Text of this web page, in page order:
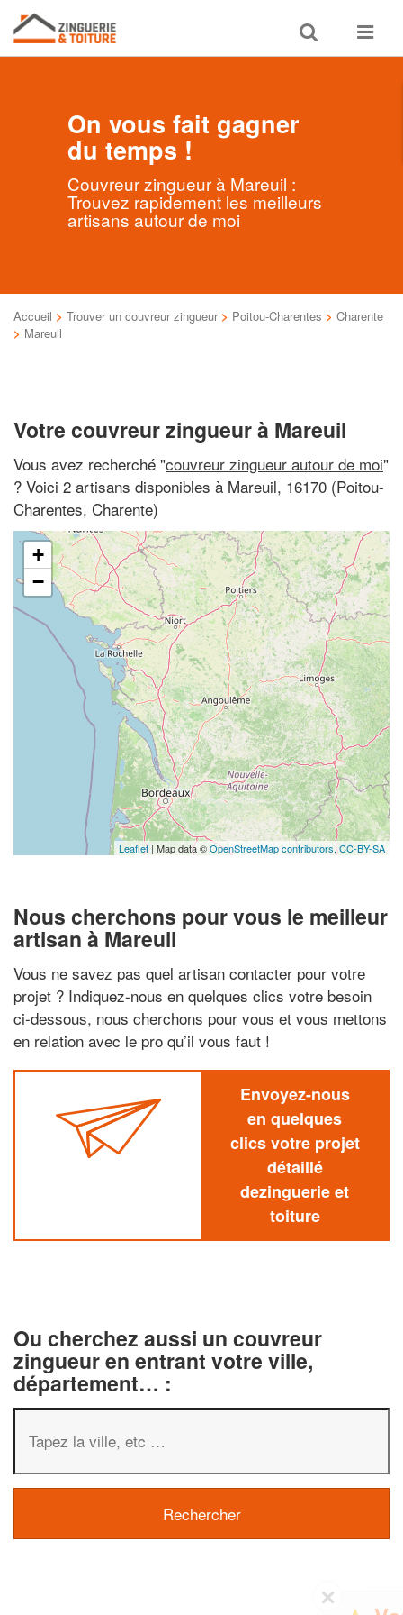
Toggle
search
Toggle
On vous fait gagner
du temps !
Couvreur zingueur à Mareuil :
Trouvez rapidement les meilleurs
artisans autour de moi
Accueil > Trouver un couvreur zingueur > Poitou-Charentes > Charente
> Mareuil
Votre couvreur zingueur à Mareuil
Vous avez recherché "couvreur zingueur autour de moi"
? Voici 2 artisans disponibles à Mareuil, 16170 (Poitou-
Charentes, Charente)
+
−
Leaflet | Map data ©OpenStreetMap contributors,CC-BY-SA
Nous cherchons pour vous le meilleur
artisan à Mareuil
Vous ne savez pas quel artisan contacter pour votre
projet ? Indiquez-nous en quelques clics votre besoin
ci-dessous, nous cherchons pour vous et vous mettons
en relation avec le pro qu’il vous faut !
Envoyez-nous
en quelques
clics votre projet
détaillé
dezinguerie et
toiture
Ou cherchez aussi un couvreur
zingueur en entrant votre ville,
département… :